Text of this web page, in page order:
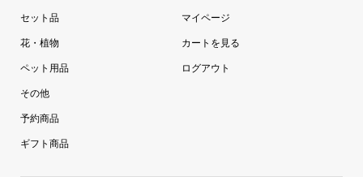
セット品
花・植物
ペット用品
その他
予約商品
ギフト商品
マイページ
カートを見る
ログアウト